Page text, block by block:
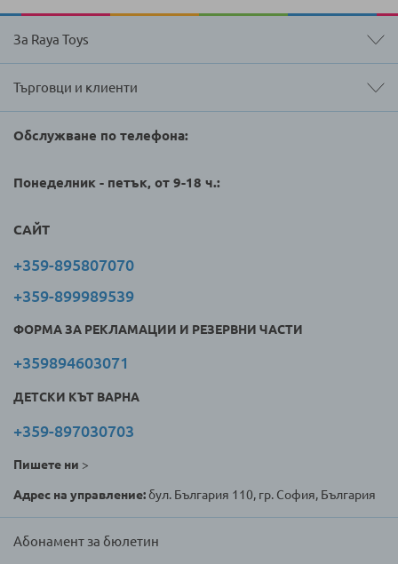
За Raya Toys
Търговци и клиенти
Обслужване по телефона:
Понеделник - петък, от 9-18 ч.:
САЙТ
+359-895807070
+359-899989539
ФОРМА ЗА РЕКЛАМАЦИИ И РЕЗЕРВНИ ЧАСТИ
+359894603071
ДЕТСКИ КЪТ ВАРНА
+359-897030703
Пишете ни >
Адрес на управление:бул. България 110, гр. София, България
Абонамент за бюлетин